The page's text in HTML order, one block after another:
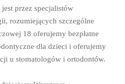
przez specjalistów
rozumiejących szczególne
18 oferujemy bezpłatne
dla dzieci i oferujemy
u stomatologów i ortodontów.